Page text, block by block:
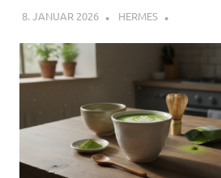
8. JANUAR 2026 HERMES